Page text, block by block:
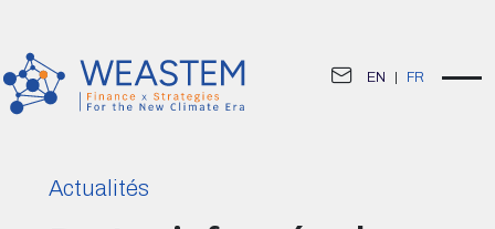
EN FR
Actualités